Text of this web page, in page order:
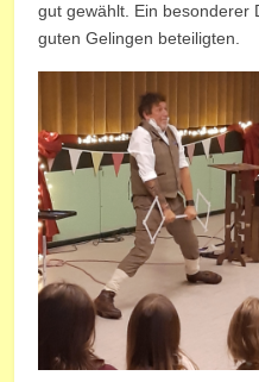
gut gewählt. Ein besonderer
guten Gelingen beteiligten.